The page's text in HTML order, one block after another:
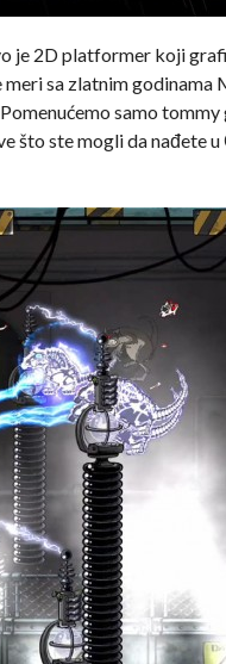
je 2D platformer koji
sa zlatnim godinama
samo tommy
što ste mogli da nađete u